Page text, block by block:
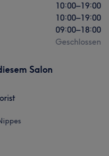
10:00–19:00
10:00–19:00
09:00–18:00
Geschlossen
Salon